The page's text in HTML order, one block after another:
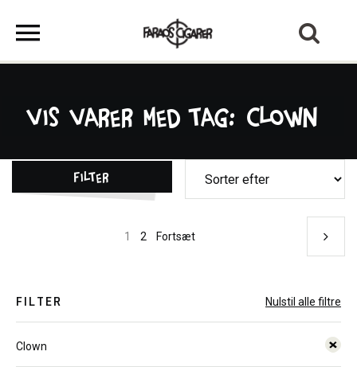
Vis varer med tag: Clown
Filter
1 2 Fortsæt
FILTER Nulstil alle filtre
Clown